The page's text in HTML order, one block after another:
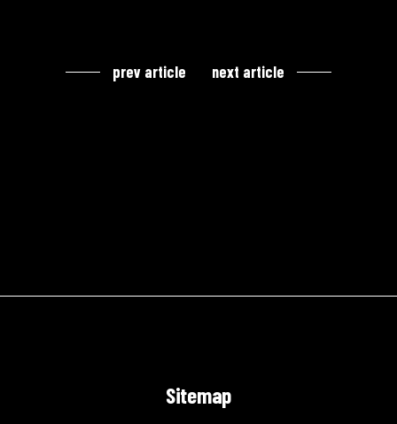
prev article next article
Sitemap